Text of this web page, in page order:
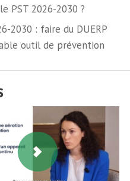
PST 2026-2030 ?
2030 : faire du DUERP
outil de prévention